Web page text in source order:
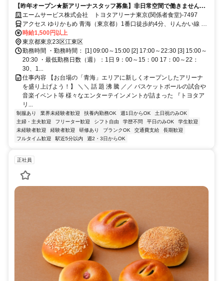
【昨年オープン★新アリーナスタッフ募集】非日常空間で働きません
か？週1日～OK！未経験者も大歓迎！
エームサービス株式会社 トヨタアリーナ東京(関係者食堂)-7497
アクセス ゆりかもめ 青海（東京都）1番口徒歩約4分、りんかい線 東
京テレポートA口徒歩約8分、ゆりかもめ 東京ビッグサイト（ゆりか
もめ）1番口徒歩約12分
時給1,500円以上
東京都東京23区江東区
勤務時間 ・勤務時間： [1] 09:00～15:00 [2] 17:00～22:30 [3] 15:00～
20:30 ・最低勤務日数（週）：1日 9：00～15：00 17：00～22：
30、1...
仕事内容 【お台場の「青海」エリアに新しくオープンしたアリーナ
を盛り上げよう！】 ＼＼ 話 題 沸 騰 ／／ バスケットボールの試合や
音楽イベント等 様々なエンターテインメントが詰まった 『トヨタア
リ...
制服あり 業界未経験者歓迎 扶養内勤務OK 週1日からOK
土日祝のみOK
主婦・主夫歓迎
フリーター歓迎 シフト自由 学歴不問 平日のみOK
学生歓迎
未経験者歓迎
経験者歓迎 研修あり ブランクOK 交通費支給
長期歓迎
フルタイム歓迎
駅近5分以内 週2・3日からOK
正社員